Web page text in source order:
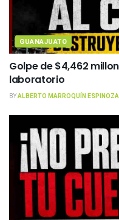
GUANAJUATO
Golpe de $4,462
laboratorio
BYALBERTO MARROQUÍN ESPINOZA